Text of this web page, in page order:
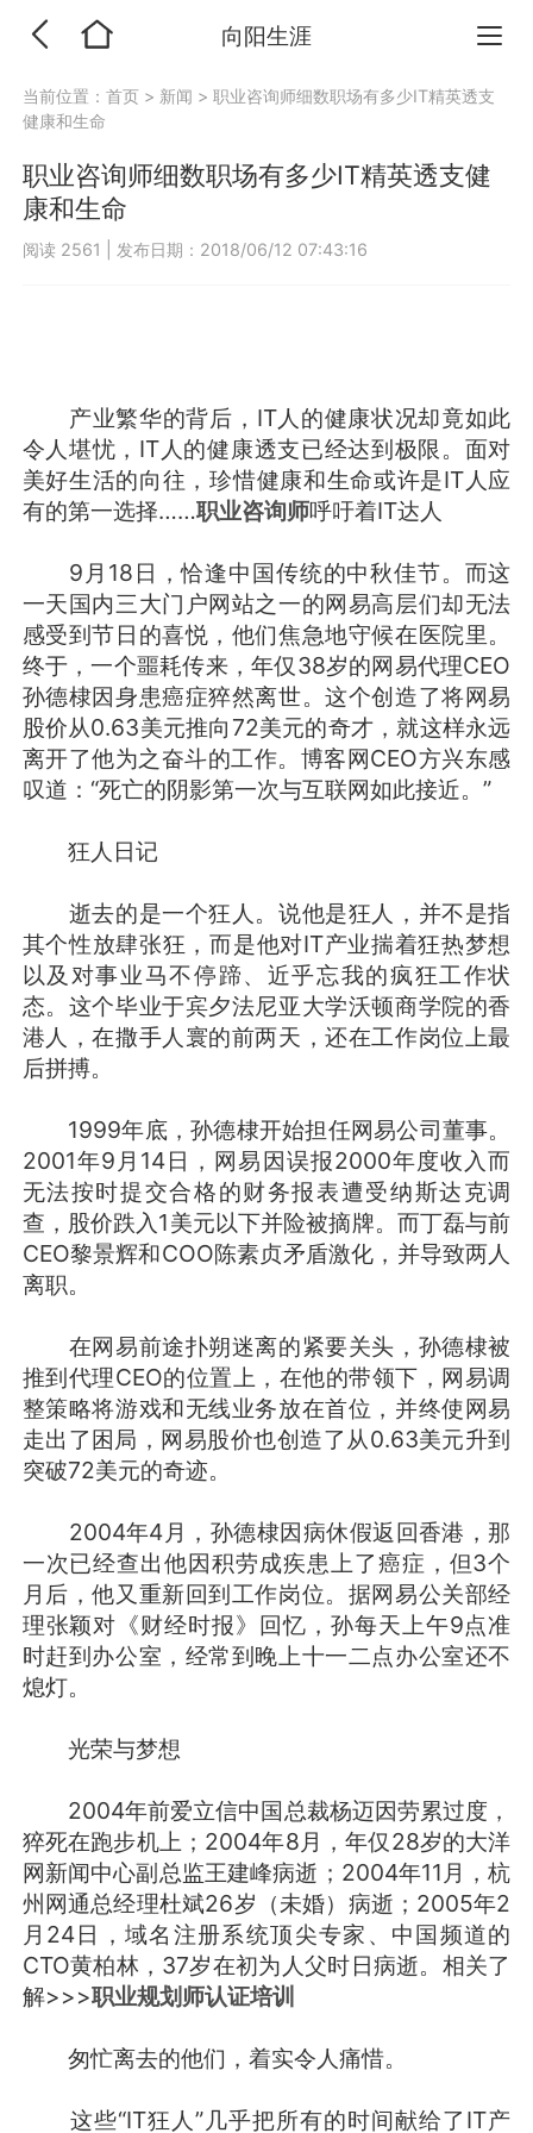
向阳生涯
当前位置：首页 > 新闻 >职业咨询师细数职场有多少IT精英透支
健康和生命
职业咨询师细数职场有多少IT精英透支健
康和生命
阅读 2561 发布日期：2018/06/12 07:43:16
产业繁华的背后，IT人的健康状况却竟如此
令人堪忧，IT人的健康透支已经达到极限。面对
美好生活的向往，珍惜健康和生命或许是IT人应
有的第一选择……职业咨询师呼吁着IT达人
9月18日，恰逢中国传统的中秋佳节。而这
一天国内三大门户网站之一的网易高层们却无法
感受到节日的喜悦，他们焦急地守候在医院里。
终于，一个噩耗传来，年仅38岁的网易代理CEO
孙德棣因身患癌症猝然离世。这个创造了将网易
股价从0.63美元推向72美元的奇才，就这样永远
离开了他为之奋斗的工作。博客网CEO方兴东感
叹道：“死亡的阴影第一次与互联网如此接近。”
狂人日记
逝去的是一个狂人。说他是狂人，并不是指
其个性放肆张狂，而是他对IT产业揣着狂热梦想
以及对事业马不停蹄、近乎忘我的疯狂工作状
态。这个毕业于宾夕法尼亚大学沃顿商学院的香
港人，在撒手人寰的前两天，还在工作岗位上最
后拼搏。
1999年底，孙德棣开始担任网易公司董事。
2001年9月14日，网易因误报2000年度收入而
无法按时提交合格的财务报表遭受纳斯达克调
查，股价跌入1美元以下并险被摘牌。而丁磊与前
CEO黎景辉和COO陈素贞矛盾激化，并导致两人
离职。
在网易前途扑朔迷离的紧要关头，孙德棣被
推到代理CEO的位置上，在他的带领下，网易调
整策略将游戏和无线业务放在首位，并终使网易
走出了困局，网易股价也创造了从0.63美元升到
突破72美元的奇迹。
2004年4月，孙德棣因病休假返回香港，那
一次已经查出他因积劳成疾患上了癌症，但3个
月后，他又重新回到工作岗位。据网易公关部经
理张颖对《财经时报》回忆，孙每天上午9点准
时赶到办公室，经常到晚上十一二点办公室还不
熄灯。
光荣与梦想
2004年前爱立信中国总裁杨迈因劳累过度，
猝死在跑步机上；2004年8月，年仅28岁的大洋
网新闻中心副总监王建峰病逝；2004年11月，杭
州网通总经理杜斌26岁（未婚）病逝；2005年2
月24日，域名注册系统顶尖专家、中国频道的
CTO黄柏林，37岁在初为人父时日病逝。相关了
解>>>职业规划师认证培训
匆忙离去的他们，着实令人痛惜。
这些“IT狂人”几乎把所有的时间献给了IT产